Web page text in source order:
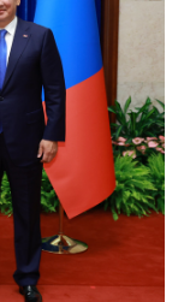
军事
政务
汽车
数字经济
溯源中国
会展